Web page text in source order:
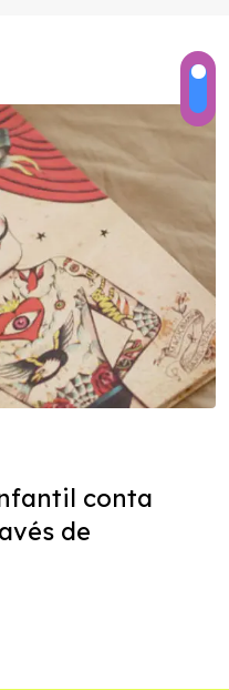
conta
de